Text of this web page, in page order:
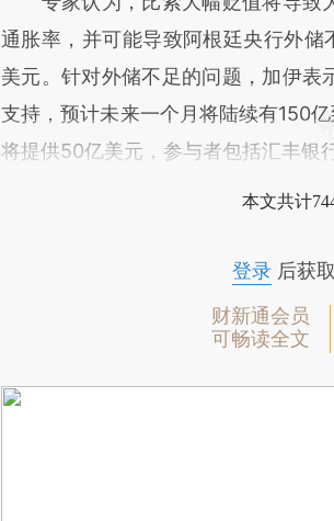
通胀率，并可能导致阿根廷央行外
美元。针对外储不足的问题，加伊表
支持，预计未来一个月将陆续有150
将提供50亿美元，参与者包括汇丰银
本文共计
登录后获
财新通会员
可畅读全文